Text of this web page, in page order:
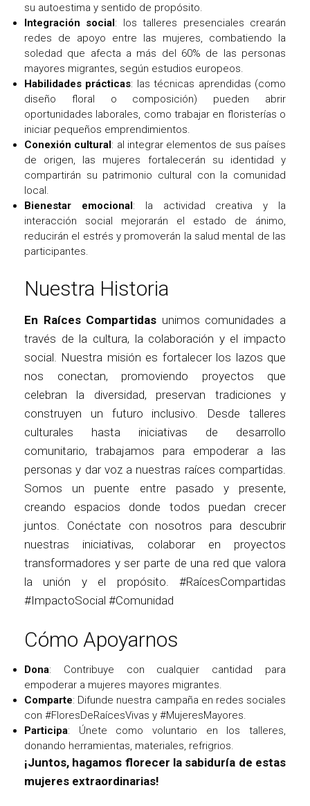
su autoestima y sentido de propósito.
Integración social: los talleres presenciales crearán
redes de apoyo entre las mujeres, combatiendo la
soledad que afecta a más del 60% de las personas
mayores migrantes, según estudios europeos.
Habilidades prácticas: las técnicas aprendidas (como
diseño floral o composición) pueden abrir
oportunidades laborales, como trabajar en floristerías o
iniciar pequeños emprendimientos.
Conexión cultural: al integrar elementos de sus países
de origen, las mujeres fortalecerán su identidad y
compartirán su patrimonio cultural con la comunidad
local.
Bienestar emocional: la actividad creativa y la
interacción social mejorarán el estado de ánimo,
reducirán el estrés y promoverán la salud mental de las
participantes.
Nuestra Historia
En Raíces Compartidas unimos comunidades a
través de la cultura, la colaboración y el impacto
social. Nuestra misión es fortalecer los lazos que
nos conectan, promoviendo proyectos que
celebran la diversidad, preservan tradiciones y
construyen un futuro inclusivo. Desde talleres
culturales hasta iniciativas de desarrollo
comunitario, trabajamos para empoderar a las
personas y dar voz a nuestras raíces compartidas.
Somos un puente entre pasado y presente,
creando espacios donde todos puedan crecer
juntos. Conéctate con nosotros para descubrir
nuestras iniciativas, colaborar en proyectos
transformadores y ser parte de una red que valora
la unión y el propósito. #RaícesCompartidas
#ImpactoSocial #Comunidad
Cómo Apoyarnos
Dona: Contribuye con cualquier cantidad para
empoderar a mujeres mayores migrantes.
Comparte: Difunde nuestra campaña en redes sociales
con #FloresDeRaícesVivas y #MujeresMayores.
Participa: Únete como voluntario en los talleres,
donando herramientas, materiales, refrigrios.
¡Juntos, hagamos florecer la sabiduría de estas
mujeres extraordinarias!